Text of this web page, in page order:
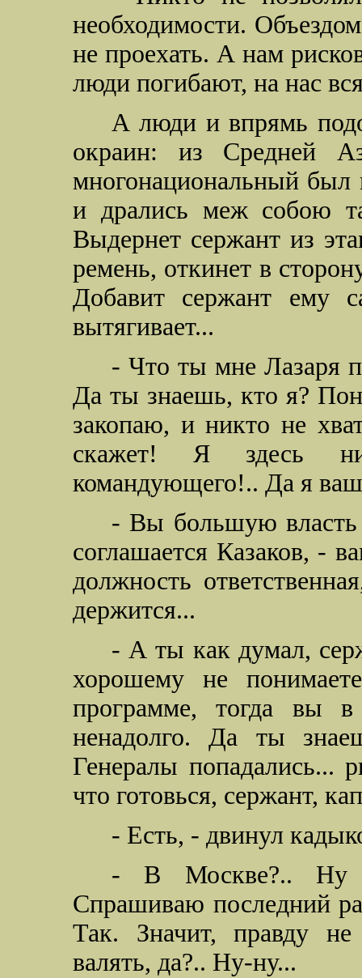
необходимости.
не проехать. А нам
люди погибают, на нас
А люди и впрямь
окраин: из Средней
многонациональный был
и дрались меж собою
Выдернет сержант из
ремень, откинет в
Добавит сержант ему
вытягивает...
- Что ты мне Лазаря
Да ты знаешь, кто я?
закопаю, и никто не
скажет! Я здесь
командующего!.. Да я
- Вы большую власть
соглашается Казаков, -
должность
держится...
- А ты как думал,
хорошему не
программе, тогда вы
ненадолго. Да ты
Генералы попадались...
что готовься, сержант,
- Есть, - двинул
- В Москве?.. Ну
Спрашиваю последний
Так. Значит, правду
валять, да?.. Ну-ну...